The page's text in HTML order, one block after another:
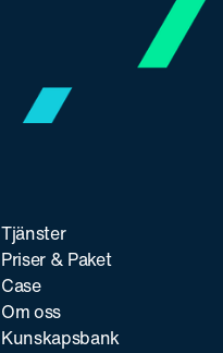
Tjänster
Priser & Paket
Case
Om oss
Kunskapsbank